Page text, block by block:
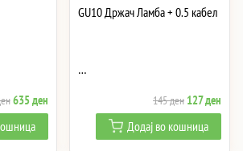
Original
price
was:
635денCurrent
price
is:
GU10 Држач Ламба + 0.5 кабел
…
145ден Original
price
was:
127ден
price
is:
Додај во кошница